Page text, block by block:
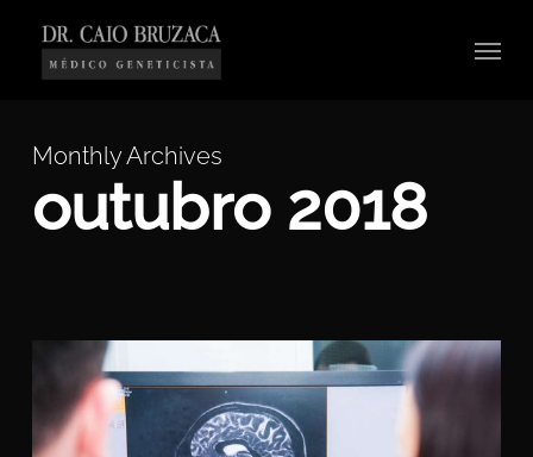
main
Monthly Archives
outubro 2018